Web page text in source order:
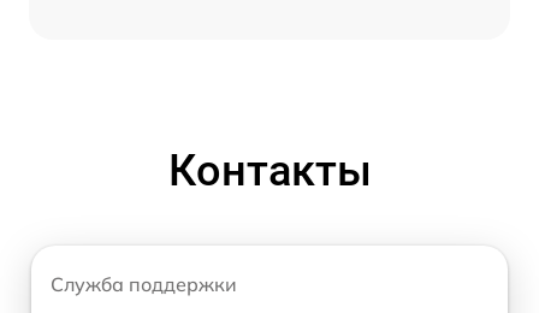
Контакты
Служба поддержки